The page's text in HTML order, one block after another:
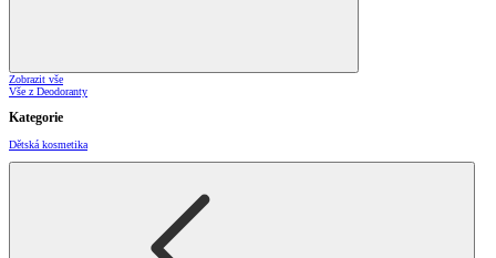
Zobrazit vše
Vše z Deodoranty
Kategorie
Dětská kosmetika